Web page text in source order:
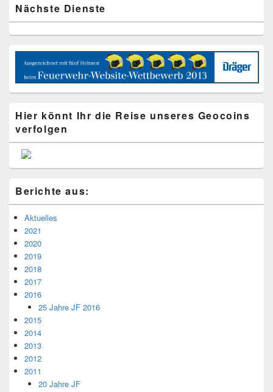
Nächste Dienste
Hier könnt Ihr die Reise unseres Geocoins
verfolgen
Berichte aus:
Aktuelles
2021
2020
2019
2018
2017
2016
25 Jahre JF 2016
2015
2014
2013
2012
2011
20 Jahre JF